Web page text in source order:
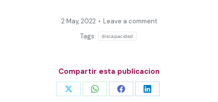
2 May, 2022
Leave a comment
Tags:
discapacidad
Compartir esta publicacion
Share Share Share Share